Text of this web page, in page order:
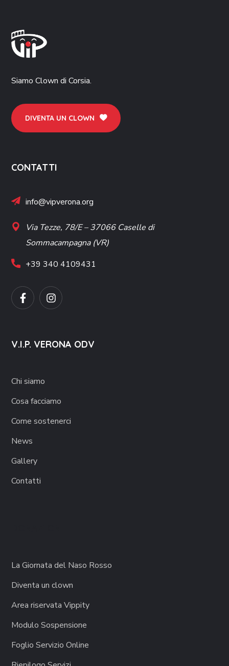
Siamo Clown di Corsia.
DIVENTA UN CLOWN
CONTATTI
info@vipverona.org
Via Tezze, 78/E – 37066 Caselle di
Sommacampagna (VR)
+39 340 4109431
V.I.P. VERONA ODV
Chi siamo
Cosa facciamo
Come sostenerci
News
Gallery
Contatti
La Giornata del Naso Rosso
Diventa un clown
Area riservata Vippity
Modulo Sospensione
Foglio Servizio Online